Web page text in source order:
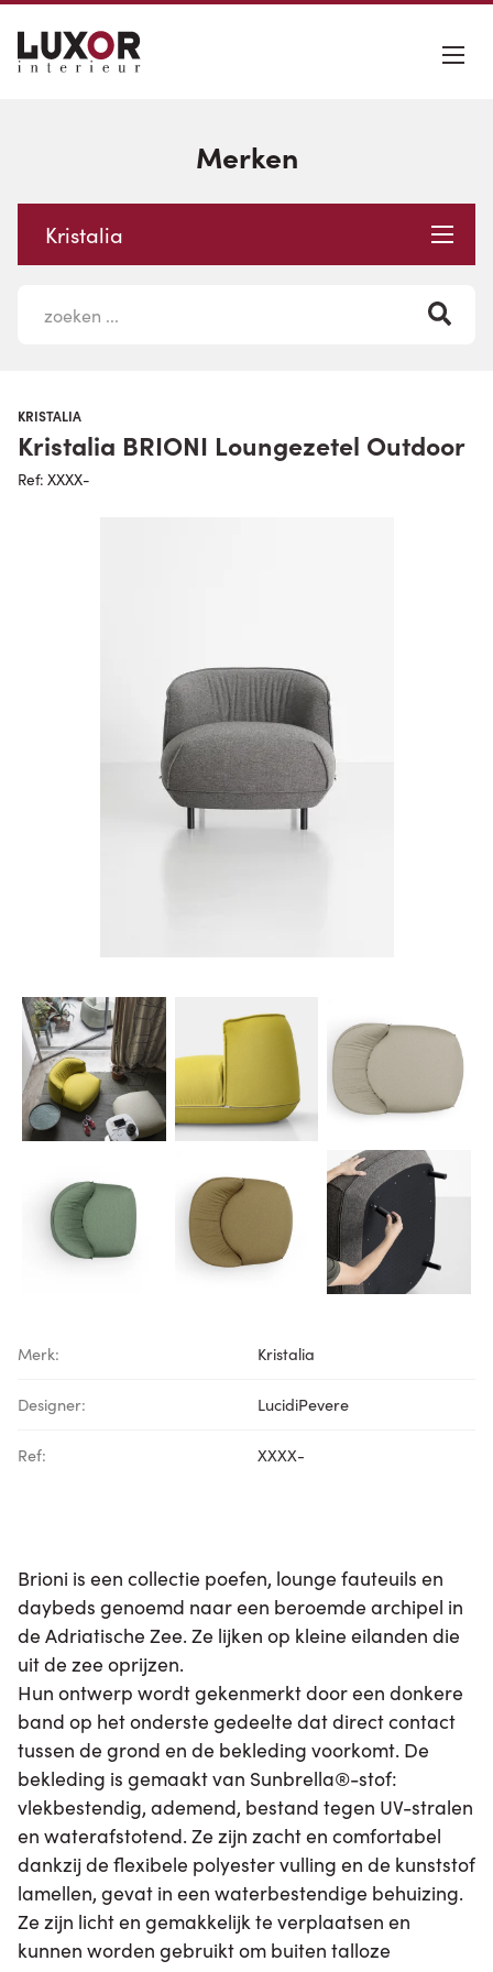
Merken
Kristalia
KRISTALIA
Kristalia BRIONI Loungezetel Outdoor
Ref: XXXX-
Merk: Kristalia
Designer: LucidiPevere
Ref: XXXX-
Brioni is een collectie poefen, lounge fauteuils en
daybeds genoemd naar een beroemde archipel in
de Adriatische Zee. Ze lijken op kleine eilanden die
uit de zee oprijzen.
Hun ontwerp wordt gekenmerkt door een donkere
band op het onderste gedeelte dat direct contact
tussen de grond en de bekleding voorkomt. De
bekleding is gemaakt van Sunbrella®-stof:
vlekbestendig, ademend, bestand tegen UV-stralen
en waterafstotend. Ze zijn zacht en comfortabel
dankzij de flexibele polyester vulling en de kunststof
lamellen, gevat in een waterbestendige behuizing.
Ze zijn licht en gemakkelijk te verplaatsen en
kunnen worden gebruikt om buiten talloze